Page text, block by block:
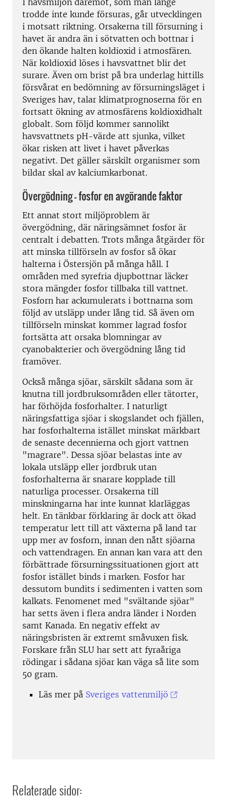
trodde inte kunde försuras, går utvecklingen
i motsatt riktning. Orsakerna till försurning i
havet är andra än i sötvatten och bottnar i
den ökande halten koldioxid i atmosfären.
När koldioxid löses i havsvattnet blir det
surare. Även om brist på bra underlag hittills
försvårat en bedömning av försurningsläget i
Sveriges hav, talar klimatprognoserna för en
fortsatt ökning av atmosfärens koldioxidhalt
globalt. Som följd kommer sannolikt
havsvattnets pH-värde att sjunka, vilket
ökar risken att livet i havet påverkas
negativt. Det gäller särskilt organismer som
bildar skal av kalciumkarbonat.
Övergödning - fosfor en avgörande faktor
Ett annat stort miljöproblem är
övergödning, där näringsämnet fosfor är
centralt i debatten. Trots många åtgärder för
att minska tillförseln av fosfor så ökar
halterna i Östersjön på många håll. I
områden med syrefria djupbottnar läcker
stora mängder fosfor tillbaka till vattnet.
Fosforn har ackumulerats i bottnarna som
följd av utsläpp under lång tid. Så även om
tillförseln minskat kommer lagrad fosfor
fortsätta att orsaka blomningar av
cyanobakterier och övergödning lång tid
framöver.
Också många sjöar, särskilt sådana som är
knutna till jordbruksområden eller tätorter,
har förhöjda fosforhalter. I naturligt
näringsfattiga sjöar i skogslandet och fjällen,
har fosforhalterna istället minskat märkbart
de senaste decennierna och gjort vattnen
"magrare". Dessa sjöar belastas inte av
lokala utsläpp eller jordbruk utan
fosforhalterna är snarare kopplade till
naturliga processer. Orsakerna till
minskningarna har inte kunnat klarläggas
helt. En tänkbar förklaring är dock att ökad
temperatur lett till att växterna på land tar
upp mer av fosforn, innan den nått sjöarna
och vattendragen. En annan kan vara att den
förbättrade försurningssituationen gjort att
fosfor istället binds i marken. Fosfor har
dessutom bundits i sedimenten i vatten som
kalkats. Fenomenet med "svältande sjöar"
har setts även i flera andra länder i Norden
samt Kanada. En negativ effekt av
näringsbristen är extremt småvuxen fisk.
Forskare från SLU har sett att fyraåriga
rödingar i sådana sjöar kan väga så lite som
50 gram.
Läs mer på Sveriges vattenmiljö
Relaterade sidor: